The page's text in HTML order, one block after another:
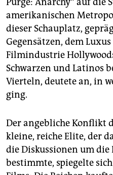
amerikanischen
dieser Schauplatz,
Gegensätzen, dem
Filmindustrie
Schwarzen und Latinos
Vierteln, deutete an, in
ging.
Der angebliche Konflikt
kleine, reiche Elite, der
die Diskussionen um
bestimmte, spiegelte